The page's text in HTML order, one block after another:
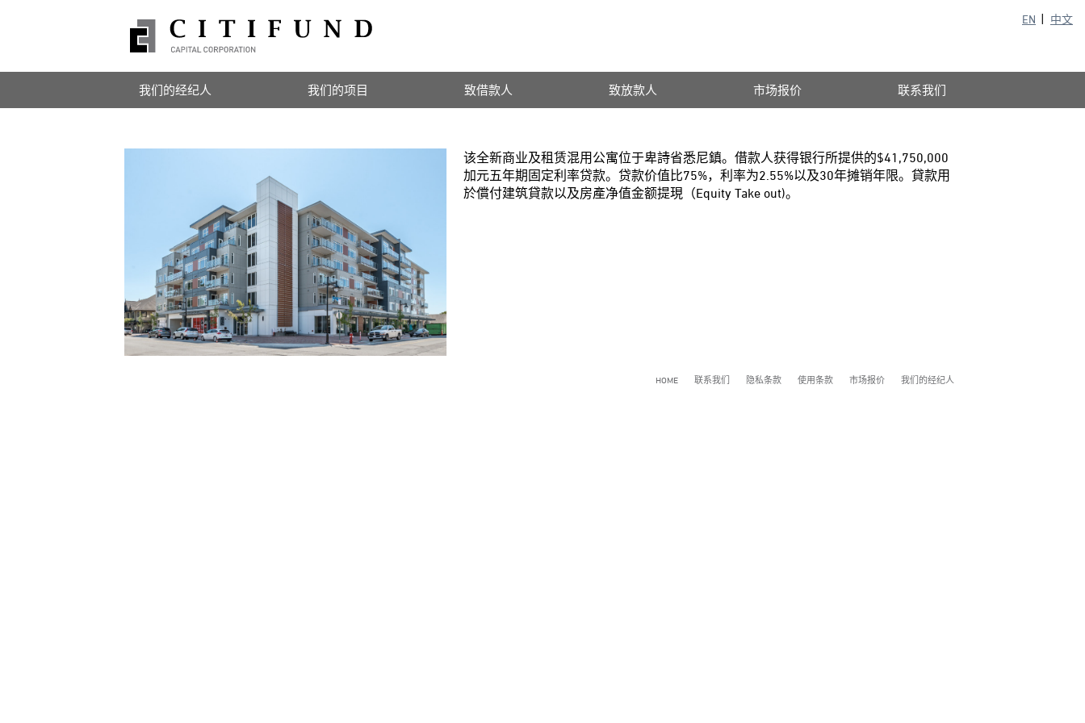
EN 中文
我们的经纪人 我们的项目 致借款人 致放款人 市场报价 联系我们
该全新商业及租赁混用公寓位于卑詩省悉尼鎮。借款人获得银行所提供的$41,750,000
加元五年期固定利率贷款。贷款价值比75%，利率为2.55%以及30年摊销年限。貸款用
於償付建筑貸款以及房產净值金额提現（Equity Take out)。
HOME 联系我们 隐私条款 使用条款 市场报价 我们的经纪人